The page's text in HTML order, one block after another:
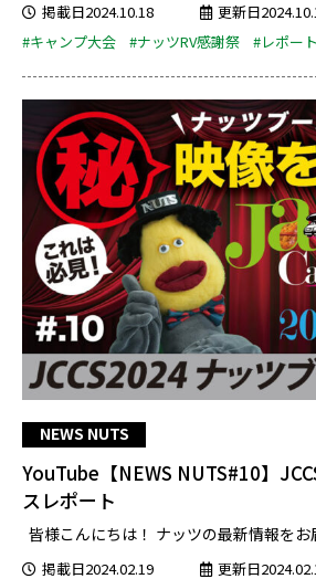
掲載日2024.10.18
更新日
#キャンプ大会
#ナッツRV感謝祭 #レポート
NEWS NUTS
YouTube【NEWS NUTS#10】
スレポート
皆様こんにちは！ ナッツの最新情報をお
掲載日2024.02.19 更新日